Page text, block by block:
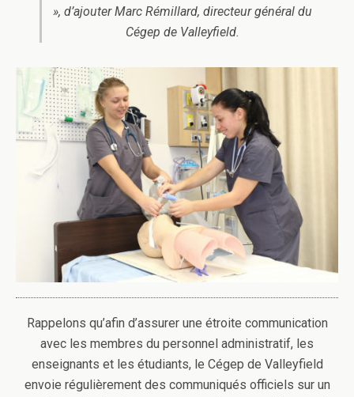
», d’ajouter Marc Rémillard, directeur général du
Cégep de Valleyfield.
Rappelons qu’afin d’assurer une étroite communication
avec les membres du personnel administratif, les
enseignants et les étudiants, le Cégep de Valleyfield
envoie régulièrement des communiqués officiels sur un